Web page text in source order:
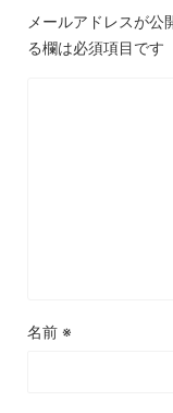
メールアドレスが公
る欄は必須項目です
名前 ※